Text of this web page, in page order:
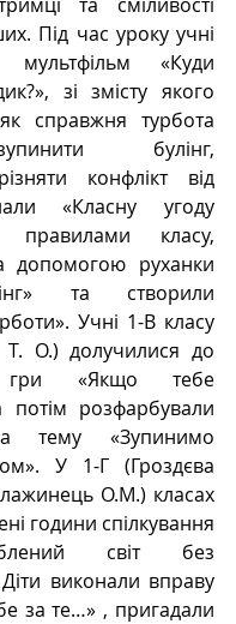
Під час уроку учні
мультфільм «Куди
зі змісту якого
справжня турбота
булінг,
конфлікт від
«Класну угоду
класу,
допомогою руханки
та створили
Учні 1-В класу
Т. О.) долучилися до
гри «Якщо тебе
потім розфарбували
тему «Зупинимо
У 1-Г (Гроздєва
О.М.) класах
години спілкування
світ без
виконали вправу
за те…» , пригадали